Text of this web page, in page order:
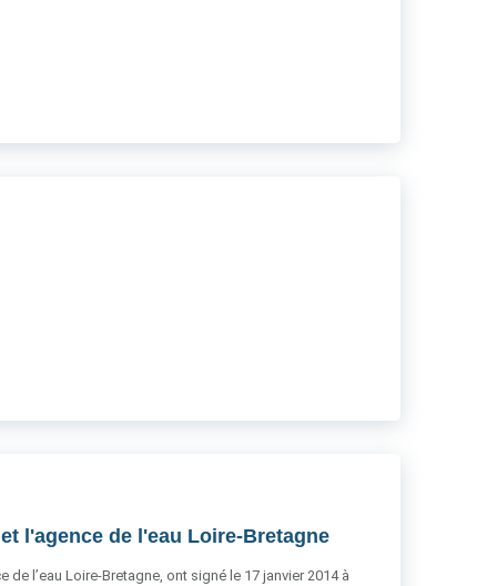
l'agence de l'eau Loire-Bretagne
l’eau Loire-Bretagne, ont signé le 17 janvier 2014 à